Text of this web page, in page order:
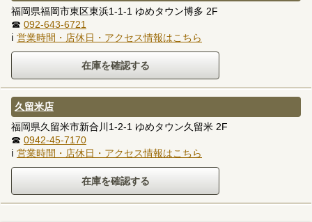
福岡県福岡市東区東浜1-1-1 ゆめタウン博多 2F
☎ 092-643-6721
ℹ 営業時間・店休日・アクセス情報はこちら
久留米店
福岡県久留米市新合川1-2-1 ゆめタウン久留米 2F
☎ 0942-45-7170
ℹ 営業時間・店休日・アクセス情報はこちら